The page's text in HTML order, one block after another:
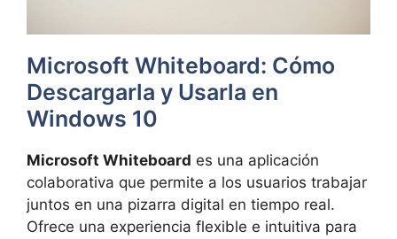
Microsoft Whiteboard: Cómo
Descargarla y Usarla en
Windows 10
Microsoft Whiteboard es una aplicación
colaborativa que permite a los usuarios trabajar
juntos en una pizarra digital en tiempo real.
Ofrece una experiencia flexible e intuitiva para